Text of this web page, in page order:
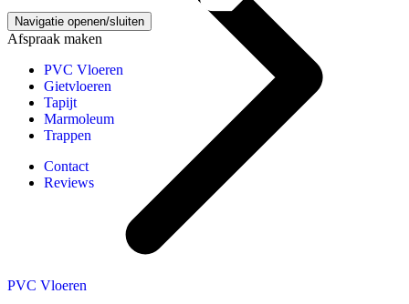
Navigatie openen/sluiten
Afspraak maken
PVC Vloeren
Gietvloeren
Tapijt
Marmoleum
Trappen
Contact
Reviews
PVC Vloeren